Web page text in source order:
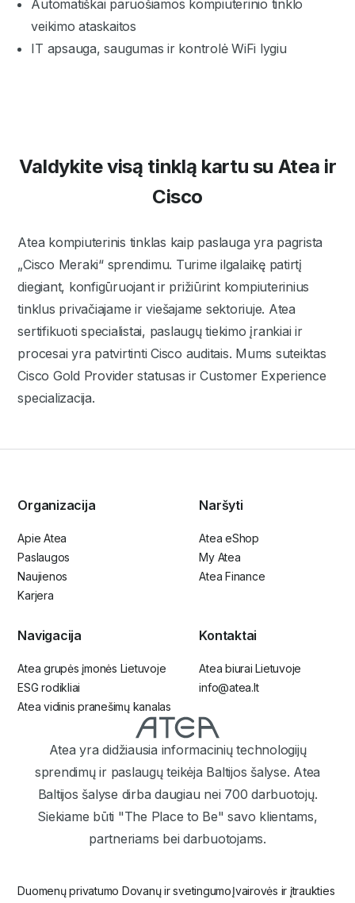
Automatiškai paruošiamos kompiuterinio tinklo
veikimo ataskaitos
IT apsauga, saugumas ir kontrolė WiFi lygiu
Valdykite visą tinklą kartu su Atea ir
Cisco
Atea kompiuterinis tinklas kaip paslauga yra pagrista
„Cisco Meraki“ sprendimu. Turime ilgalaikę patirtį
diegiant, konfigūruojant ir prižiūrint kompiuterinius
tinklus privačiajame ir viešajame sektoriuje. Atea
sertifikuoti specialistai, paslaugų tiekimo įrankiai ir
procesai yra patvirtinti Cisco auditais. Mums suteiktas
Cisco Gold Provider statusas ir Customer Experience
specializacija.
Atea yra didžiausia informacinių technologijų
sprendimų ir paslaugų teikėja Baltijos šalyse. Atea
Baltijos šalyse dirba daugiau nei 700 darbuotojų.
Siekiame būti "The Place to Be" savo klientams,
partneriams bei darbuotojams.
Organizacija
Apie Atea
Paslaugos
Naujienos
Karjera
Naršyti
Atea eShop
My Atea
Atea Finance
Navigacija
Atea grupės įmonės Lietuvoje
ESG rodikliai
Atea vidinis pranešimų kanalas
Kontaktai
Atea biurai Lietuvoje
info@atea.lt
Duomenų privatumo Dovanų ir svetingumoĮvairovės ir įtraukties